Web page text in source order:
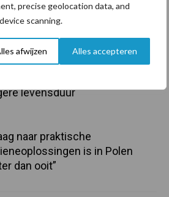
precise geolocation data, and
scanning.
afwijzen Alles accepteren
ziet volume en
markt
levensduur
naar praktische
is in Polen
dan ooit”